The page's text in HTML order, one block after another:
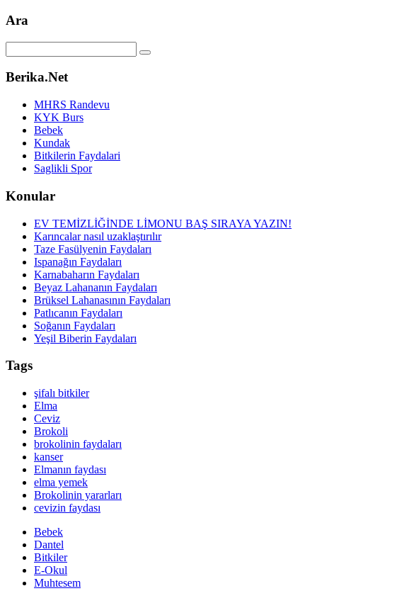
Ara
Berika.Net
MHRS Randevu
KYK Burs
Bebek
Kundak
Bitkilerin Faydalari
Saglikli Spor
Konular
EV TEMİZLİĞİNDE LİMONU BAŞ SIRAYA YAZIN!
Karıncalar nasıl uzaklaştırılır
Taze Fasülyenin Faydaları
Ispanağın Faydaları
Karnabaharın Faydaları
Beyaz Lahananın Faydaları
Brüksel Lahanasının Faydaları
Patlıcanın Faydaları
Soğanın Faydaları
Yeşil Biberin Faydaları
Tags
şifalı bitkiler
Elma
Ceviz
Brokoli
brokolinin faydaları
kanser
Elmanın faydası
elma yemek
Brokolinin yararları
cevizin faydası
Bebek
Dantel
Bitkiler
E-Okul
Muhtesem